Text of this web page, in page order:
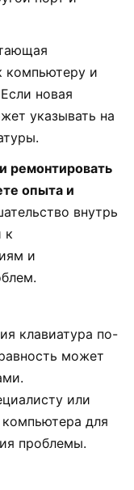
компьютеру и
новая
указывать на
ремонтировать
опыта и
внутрь
к
и
клавиатура по-
может
или
для
проблемы.